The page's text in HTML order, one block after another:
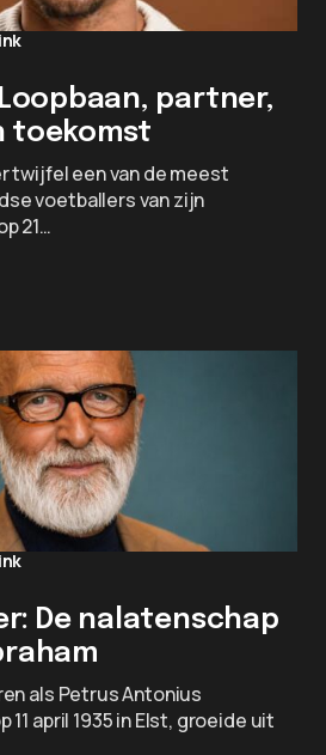
Loopbaan, partner,
toekomst
twijfel een van de meest
voetballers van zijn
21…
De nalatenschap
als Petrus Antonius
april 1935 in Elst, groeide uit